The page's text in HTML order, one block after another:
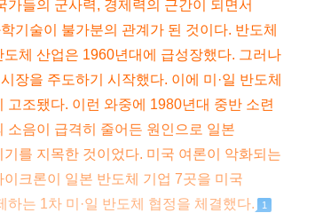
들의 군사력, 경제력의 근간이 되면서
기술이 불가분의 관계가 된 것이다. 반도체
체 산업은 1960년대에 급성장했다. 그러나
장을 주도하기 시작했다. 이에 미·일 반도체
조됐다. 이런 와중에 1980년대 중반 소련
소음이 급격히 줄어든 원인으로 일본
를 지목한 것이었다. 미국 여론이 악화되는
크론이 일본 반도체 기업 7곳을 미국
는 1차 미·일 반도체 협정을 체결했다.
1